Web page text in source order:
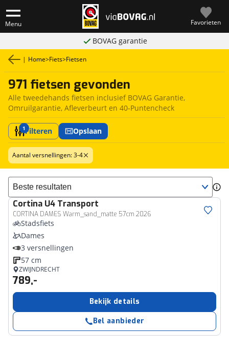
Menu Favorieten
BOVAG garantie
| Home>Fiets>Fietsen
971 fietsen gevonden
Alle tweedehands fietsen inclusief BOVAG Garantie,
Omruilgarantie, Afleverbeurt en 40-Puntencheck
1Filteren Opslaan
Aantal versnellingen: 3-4
Sorteer resultaten
Cortina U4 Transport
CORTINA DAMES Warm_sand_matte 57cm 2026
Stadsfiets
Dames
3 versnellingen
57 cm
ZWIJNDRECHT
789,-
Bekijk details
Bel aanbieder